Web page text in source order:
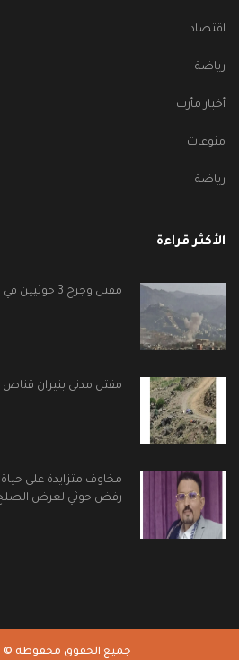
اقتصاد
رياضة
أخبار مأرب
منوعات
رياضة
الأكثر قراءة
مقتل وجرح 3 حوثيين في اشتباكات غرب تعز
مقتل مدني بنيران قناص
مخاوف متزايدة على
رفض حوثي لعرض
جميع الحقوق محفوظة © 2018 - 2026